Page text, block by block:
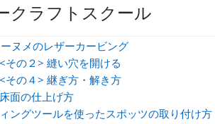
クラフトスクール
ヌメのレザーカービング
その２> 縫い穴を開ける
その４> 継ぎ方・解き方
面の仕上げ方
ングツールを使ったスポッツの取り付け方